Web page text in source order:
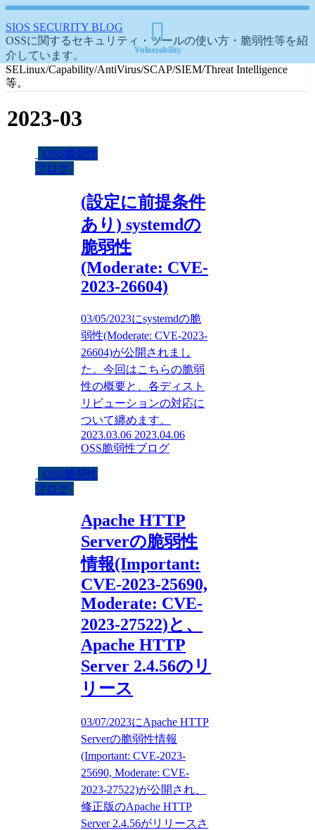
SIOS SECURITY BLOG
OSSに関するセキュリティ・ツールの使い方・脆弱性等を紹
介しています。
SELinux/Capability/AntiVirus/SCAP/SIEM/Threat Intelligence
等。
2023-03
OSS脆弱性
ブログ
(設定に前提条件
あり) systemdの
脆弱性
(Moderate: CVE-
2023-26604)
03/05/2023にsystemdの脆
弱性(Moderate: CVE-2023-
26604)が公開されまし
た。今回はこちらの脆弱
性の概要と、各ディスト
リビューションの対応に
ついて纏めます。
2023.03.06 2023.04.06
OSS脆弱性ブログ
OSS脆弱性
ブログ
Apache HTTP
Serverの脆弱性
情報(Important:
CVE-2023-25690,
Moderate: CVE-
2023-27522)と、
Apache HTTP
Server 2.4.56のリ
リース
03/07/2023にApache HTTP
Serverの脆弱性情報
(Important: CVE-2023-
25690, Moderate: CVE-
2023-27522)が公開され、
修正版のApache HTTP
Server 2.4.56がリリースさ